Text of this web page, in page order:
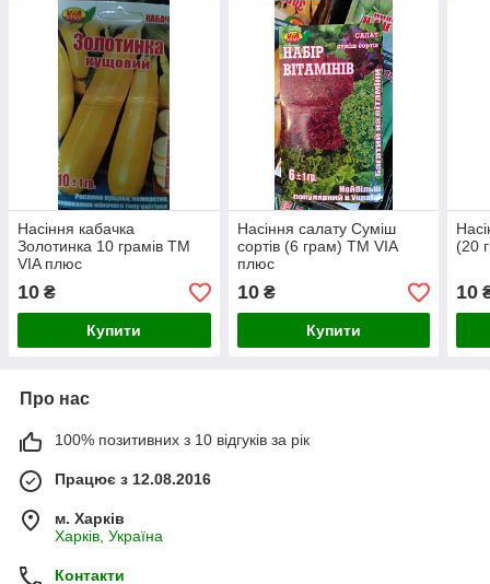
Насіння кабачка
Золотинка 10 грамів ТМ
VIA плюс
10 ₴
Купити
Насіння салату Суміш
сортів (6 грам) ТМ VIA
плюс
10₴
Купити
(20
10
Про нас
100% позитивних з 10 відгуків за рік
Працює з 12.08.2016
м. Харків
Харків, Україна
Контакти